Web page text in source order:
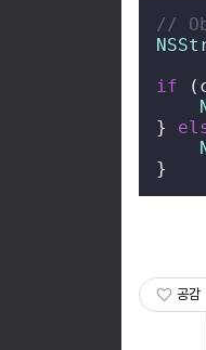
//
if
}
}
공감